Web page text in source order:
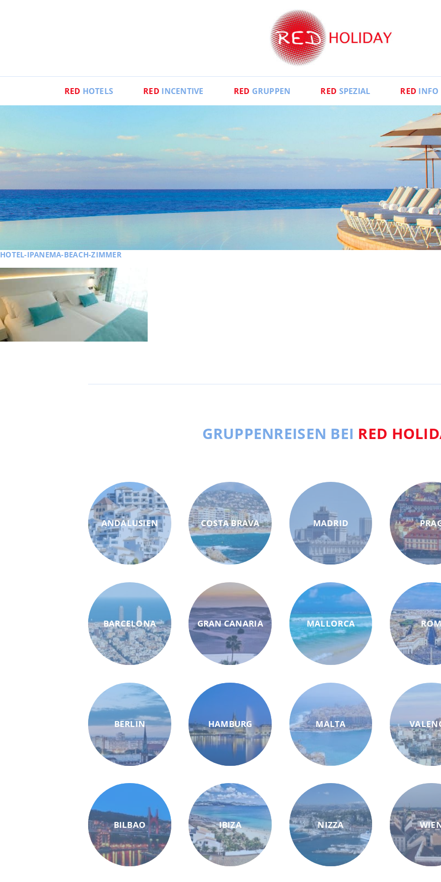
RED HOTELS RED INCENTIVE RED GRUPPEN RED SPEZIAL RED INFO
HOTEL-IPANEMA-BEACH-ZIMMER
GRUPPENREISEN BEI RED
ANDALUSIEN
BARCELONA
BERLIN
BILBAO
COSTA BRAVA
GRAN CANARIA
HAMBURG
IBIZA
MADRID
MALLORCA
MALTA
NIZZA